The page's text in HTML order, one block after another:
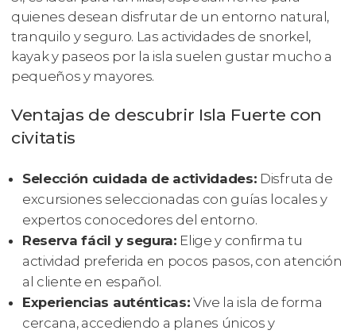
quienes desean disfrutar de un entorno natural,
tranquilo y seguro. Las actividades de snorkel,
kayak y paseos por la isla suelen gustar mucho a
pequeños y mayores.
Ventajas de descubrir Isla Fuerte con
civitatis
Selección cuidada de actividades: Disfruta de
excursiones seleccionadas con guías locales y
expertos conocedores del entorno.
Reserva fácil y segura: Elige y confirma tu
actividad preferida en pocos pasos, con atención
al cliente en español.
Experiencias auténticas: Vive la isla de forma
cercana, accediendo a planes únicos y